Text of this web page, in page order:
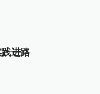
进路